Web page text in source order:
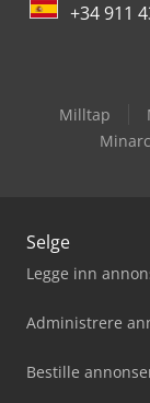
+34 911
Milltap
Selge
Legge inn
Administrere
Bestille